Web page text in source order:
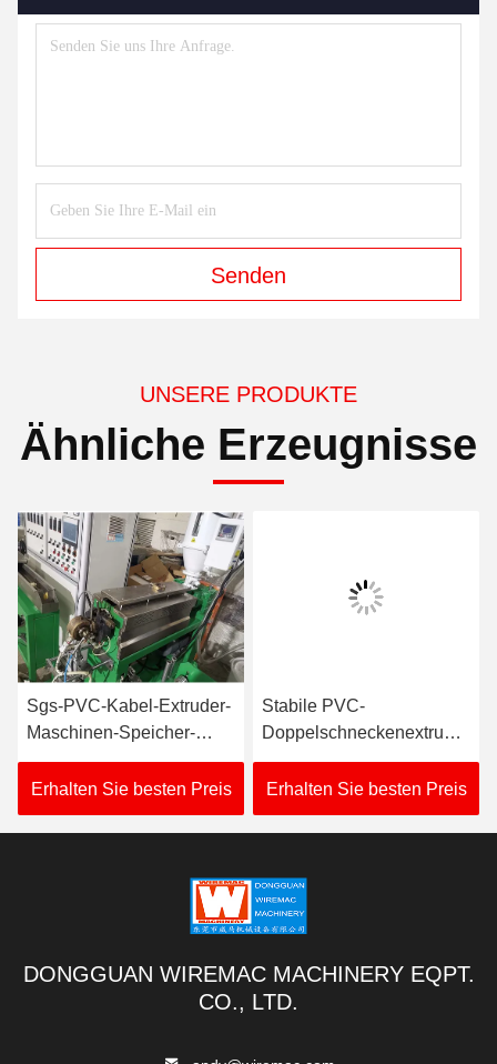
Senden
UNSERE PRODUKTE
Ähnliche Erzeugnisse
Sgs-PVC-Kabel-Extruder-
Maschinen-Speicher-
Länge 180m für THW
VCT
Erhalten Sie besten Preis
Stabile PVC-
Doppelschneckenextruder-
Maschine 3.75KW
nehmen Energie auf
Erhalten Sie besten Preis
DONGGUAN WIREMAC MACHINERY EQPT.
CO., LTD.